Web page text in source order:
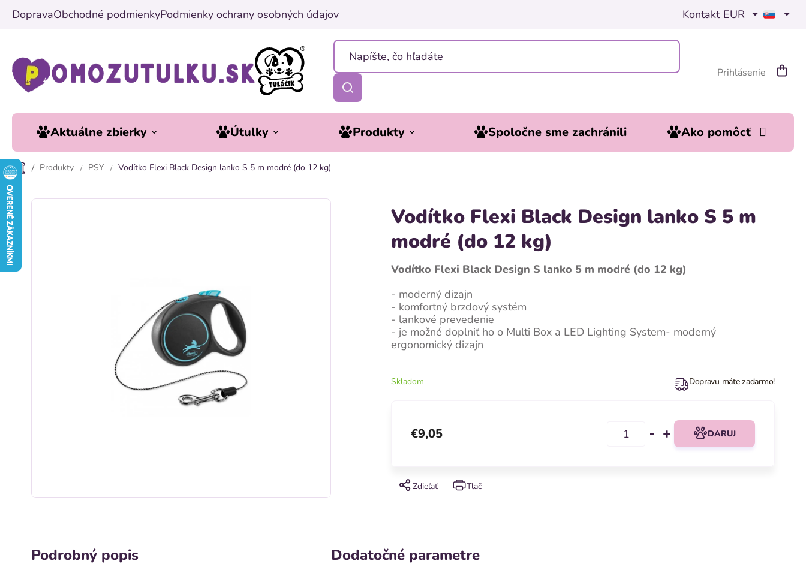
DopravaObchodné podmienkyPodmienky ochrany osobných údajov Kontakt EUR
Prihlásenie
Aktuálne zbierky Útulky Produkty Spoločne sme zachránili Ako pomôcť
Produkty PSY Vodítko Flexi Black Design lanko S 5 m modré (do 12 kg)
Vodítko Flexi Black Design lanko S 5 m
modré (do 12 kg)
Vodítko Flexi Black Design S lanko 5 m modré (do 12 kg)
- moderný dizajn
- komfortný brzdový systém
- lankové prevedenie
- je možné doplniť ho o Multi Box a LED Lighting System- moderný
ergonomický dizajn
Tlač
Zdieľať
Skladom Dopravu máte zadarmo!
€9,05 DARUJ
Podrobný popis Dodatočné parametre